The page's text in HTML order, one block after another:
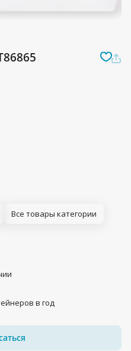
Все товары категории
в год